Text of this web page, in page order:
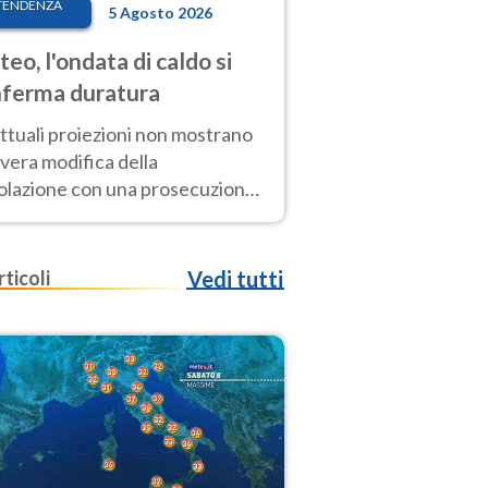
5 Agosto 2026
l'ondata di caldo si
duratura
proiezioni non mostrano
modifica della
con una prosecuzione
fuori scala per molti
Vedi tutti